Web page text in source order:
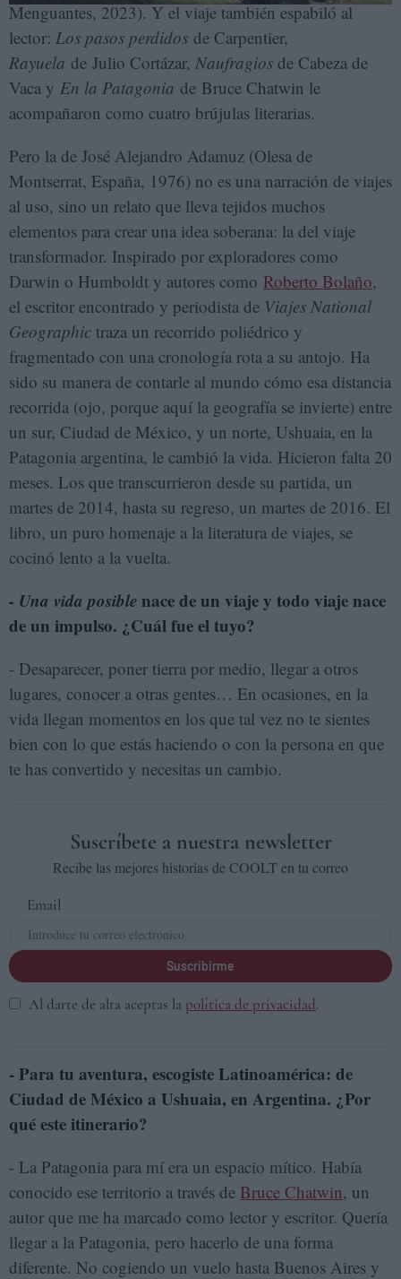
Menguantes, 2023). Y el viaje también espabiló al
lector: Los pasos perdidos de Carpentier,
Rayuela de Julio Cortázar, Naufragios de Cabeza de
Vaca y En la Patagonia de Bruce Chatwin le
acompañaron como cuatro brújulas literarias.
Pero la de José Alejandro Adamuz (Olesa de
Montserrat, España, 1976) no es una narración de viajes
al uso, sino un relato que lleva tejidos muchos
elementos para crear una idea soberana: la del viaje
transformador. Inspirado por exploradores como
Darwin o Humboldt y autores como Roberto Bolaño,
el escritor encontrado y periodista de Viajes National
Geographic traza un recorrido poliédrico y
fragmentado con una cronología rota a su antojo. Ha
sido su manera de contarle al mundo cómo esa distancia
recorrida (ojo, porque aquí la geografía se invierte) entre
un sur, Ciudad de México, y un norte, Ushuaia, en la
Patagonia argentina, le cambió la vida. Hicieron falta 20
meses. Los que transcurrieron desde su partida, un
martes de 2014, hasta su regreso, un martes de 2016. El
libro, un puro homenaje a la literatura de viajes, se
cocinó lento a la vuelta.
- Una vida posible nace de un viaje y todo viaje nace
de un impulso. ¿Cuál fue el tuyo?
- Desaparecer, poner tierra por medio, llegar a otros
lugares, conocer a otras gentes… En ocasiones, en la
vida llegan momentos en los que tal vez no te sientes
bien con lo que estás haciendo o con la persona en que
te has convertido y necesitas un cambio.
Suscríbete a nuestra newsletter
Recibe las mejores historias de COOLT en tu correo
Email
Suscribirme
Al darte de alta aceptas la política de privacidad.
- Para tu aventura, escogiste Latinoamérica: de
Ciudad de México a Ushuaia, en Argentina. ¿Por
qué este itinerario?
- La Patagonia para mí era un espacio mítico. Había
conocido ese territorio a través de Bruce Chatwin, un
autor que me ha marcado como lector y escritor. Quería
llegar a la Patagonia, pero hacerlo de una forma
diferente. No cogiendo un vuelo hasta Buenos Aires y